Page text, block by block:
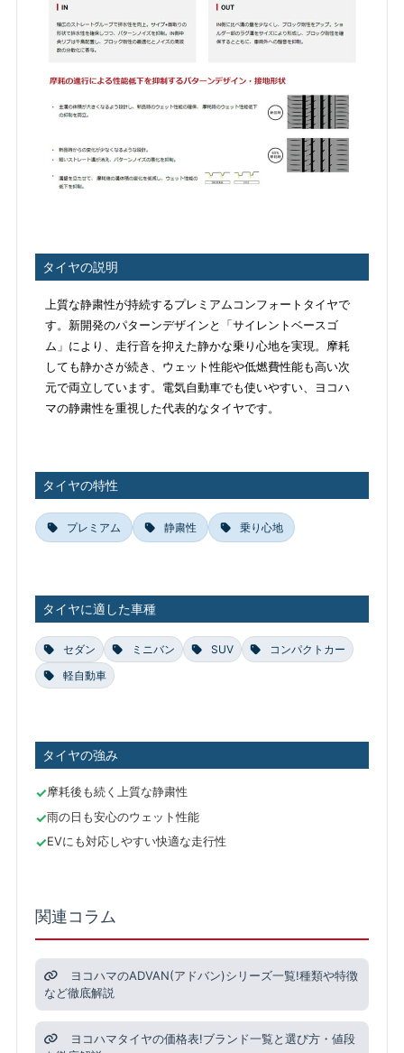
タイヤの説明
上質な静粛性が持続するプレミアムコンフォートタイヤで
す。新開発のパターンデザインと「サイレントベースゴ
ム」により、走行音を抑えた静かな乗り心地を実現。摩耗
しても静かさが続き、ウェット性能や低燃費性能も高い次
元で両立しています。電気自動車でも使いやすい、ヨコハ
マの静粛性を重視した代表的なタイヤです。
タイヤの特性
プレミアム 静粛性 乗り心地
タイヤに適した車種
セダン ミニバン SUV
コンパクトカー
軽自動車
タイヤの強み
摩耗後も続く上質な静粛性
雨の日も安心のウェット性能
EVにも対応しやすい快適な走行性
関連コラム
ヨコハマのADVAN(アドバン)シリーズ一覧!種類や特徴
など徹底解説
ヨコハマタイヤの価格表!ブランド一覧と選び方・値段